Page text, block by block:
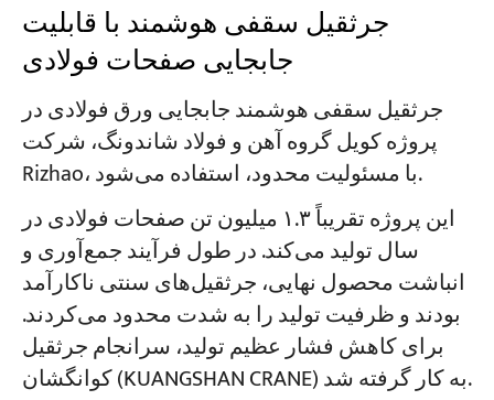
جرثقیل سقفی هوشمند با قابلیت
جابجایی صفحات فولادی
جرثقیل سقفی هوشمند جابجایی ورق فولادی در
پروژه کویل گروه آهن و فولاد شاندونگ، شرکت
Rizhao، با مسئولیت محدود، استفاده می‌شود.
این پروژه تقریباً ۱.۳ میلیون تن صفحات فولادی در
سال تولید می‌کند. در طول فرآیند جمع‌آوری و
انباشت محصول نهایی، جرثقیل‌های سنتی ناکارآمد
بودند و ظرفیت تولید را به شدت محدود می‌کردند.
برای کاهش فشار عظیم تولید، سرانجام جرثقیل
کوانگشان (KUANGSHAN CRANE) به کار گرفته شد.